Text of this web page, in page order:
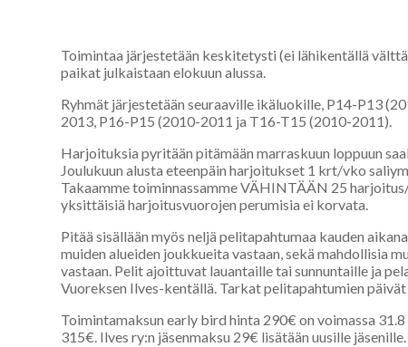
Toimintaa järjestetään keskitetysti (ei lähikentällä
paikat julkaistaan elokuun alussa.
Ryhmät järjestetään seuraaville ikäluokille, P14-P13
2013, P16-P15 (2010-2011 ja T16-T15 (2010-2011).
Harjoituksia pyritään pitämään marraskuun loppuun
Joulukuun alusta eteenpäin harjoitukset 1 krt/vko
Takaamme toiminnassamme VÄHINTÄÄN 25
yksittäisiä harjoitusvuorojen perumisia ei korvata.
Pitää sisällään myös neljä pelitapahtumaa kauden
muiden alueiden joukkueita vastaan, sekä mahdollisia
vastaan. Pelit ajoittuvat lauantaille tai sunnuntaille ja
Vuoreksen Ilves-kentällä. Tarkat pelitapahtumien
Toimintamaksun early bird hinta 290€ on voimassa 31.8
315€. Ilves ry:n jäsenmaksu 29€ lisätään uusille jäsenille.